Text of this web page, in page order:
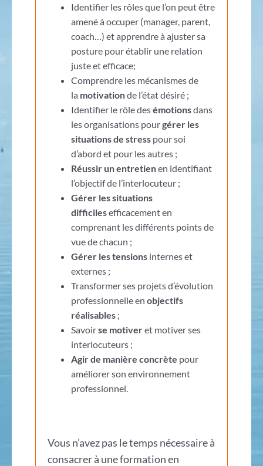
Identifier les rôles que l’on peut être
amené à occuper (manager, parent,
coach…) et apprendre à ajuster sa
posture pour établir une relation
juste et efficace;
Comprendre les mécanismes de
la motivationde l’état désiré ;
Identifier le rôle desémotionsdans
les organisations pourgérer les
situations de stresspour soi
d’abord et pour les autres ;
Réussir un entretienen identifiant
l’objectif de l’interlocuteur ;
Gérer les situations
difficilesefficacement en
comprenant les différents points de
vue de chacun ;
Gérer les tensionsinternes et
externes ;
Transformer ses projets d’évolution
professionnelle en objectifs
réalisables;
Savoirse motiveret motiver ses
interlocuteurs ;
Agir de manière concrète pour
améliorer son environnement
professionnel.
Vous n’avez pas le temps nécessaire à
consacrer à une formation en